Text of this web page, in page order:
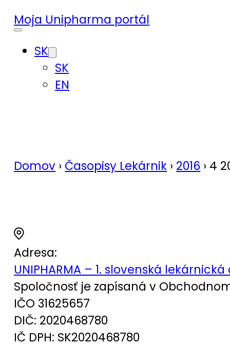
Moja Unipharma portál
SK
SK
EN
Domov › Časopisy Lekárnik › 2016 › 4
Adresa:
UNIPHARMA – 1. slovenská
Spoločnosť je zapísaná v
IČO 31625657
DIČ: 2020468780
IČ DPH: SK2020468780